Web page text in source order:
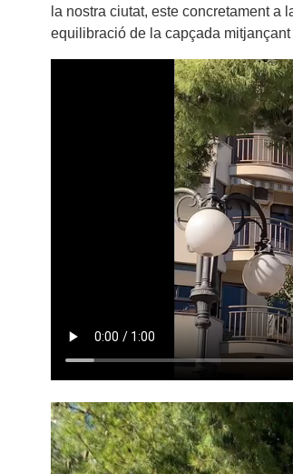
la nostra ciutat, este concretament
equilibració de la capçada